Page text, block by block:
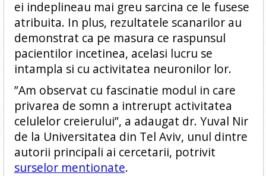
ei indeplineau mai greu sarcina ce le fusese
atribuita. In plus, rezultatele scanarilor au
demonstrat ca pe masura ce raspunsul
pacientilor incetinea, acelasi lucru se
intampla si cu activitatea neuronilor lor.
”Am observat cu fascinatie modul in care
privarea de somn a intrerupt activitatea
celulelor creierului”, a adaugat dr. Yuval Nir
de la Universitatea din Tel Aviv, unul dintre
autorii principali ai cercetarii, potrivit
surselor mentionate.